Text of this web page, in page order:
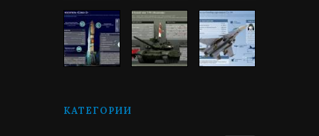
КАТЕГОРИИ